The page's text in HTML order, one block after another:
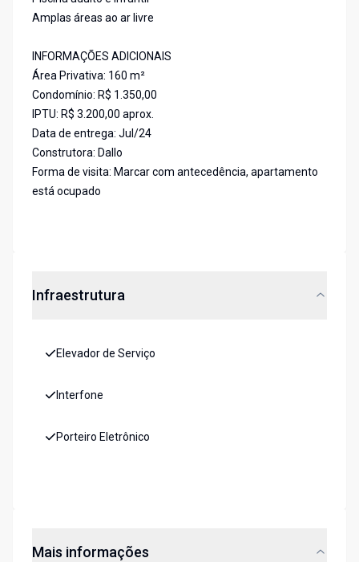
Amplas áreas ao ar livre
INFORMAÇÕES ADICIONAIS
Área Privativa: 160 m²
Condomínio: R$ 1.350,00
IPTU: R$ 3.200,00 aprox.
Data de entrega: Jul/24
Construtora: Dallo
Forma de visita: Marcar com antecedência, apartamento
está ocupado
Infraestrutura
Elevador de Serviço
Interfone
Porteiro Eletrônico
Mais informações